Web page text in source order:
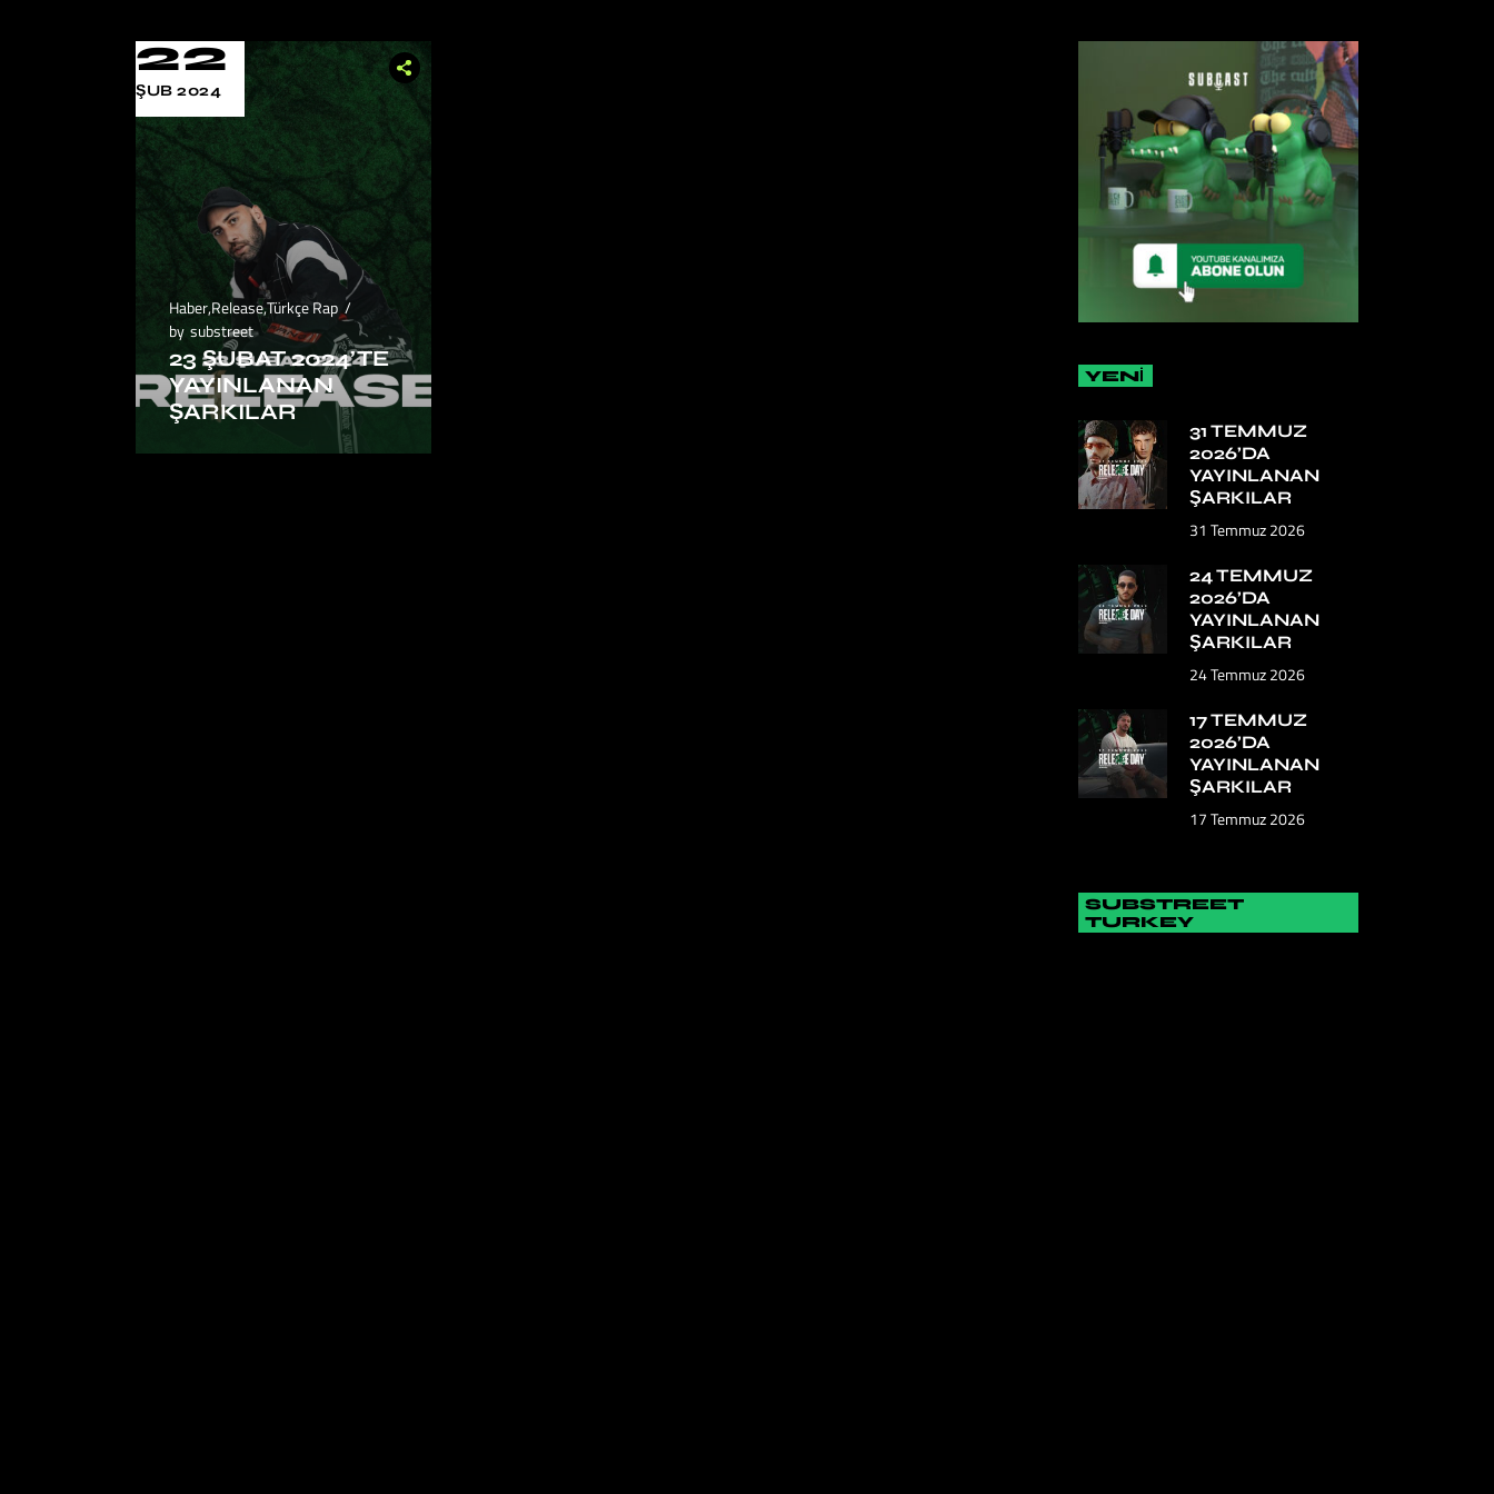
22
ŞUB 2024
Haber,Release,Türkçe Rap
by substreet
23 ŞUBAT 2024’TE
YAYINLANAN
ŞARKILAR
YENİ
31 TEMMUZ
2026’DA
YAYINLANAN
ŞARKILAR
31 Temmuz 2026
24 TEMMUZ
2026’DA
YAYINLANAN
ŞARKILAR
24 Temmuz 2026
17 TEMMUZ
2026’DA
YAYINLANAN
ŞARKILAR
17 Temmuz 2026
SUBSTREET
TURKEY